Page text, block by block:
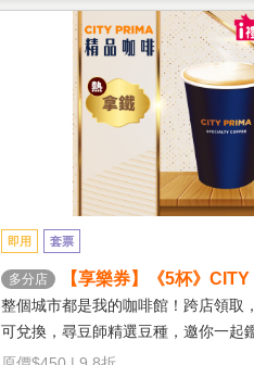
即用 套票
多分店
【享樂券】《5杯》
品拿鐵(中杯-熱)
整個城市都是我的咖啡館！跨店領取
可兌換，尋豆師精選豆種，邀你一起